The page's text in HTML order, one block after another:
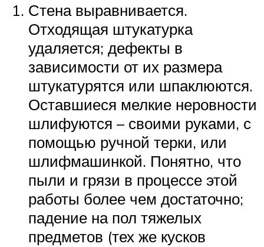
Стена выравнивается.
Отходящая штукатурка
удаляется; дефекты в
зависимости от их размера
штукатурятся или шпаклюются.
Оставшиеся мелкие неровности
шлифуются – своими руками, с
помощью ручной терки, или
шлифмашинкой. Понятно, что
пыли и грязи в процессе этой
работы более чем достаточно;
падение на пол тяжелых
предметов (тех же кусков